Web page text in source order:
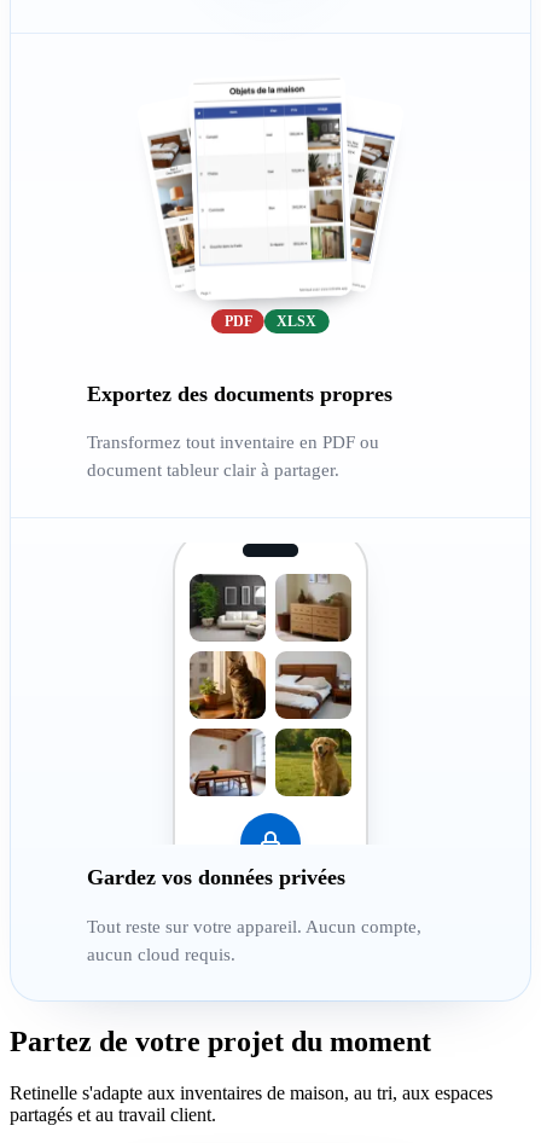
PDF XLSX
Exportez des documents propres
Transformez tout inventaire en PDF ou
document tableur clair à partager.
Gardez vos données privées
Tout reste sur votre appareil. Aucun compte,
aucun cloud requis.
Partez de votre projet du moment
Retinelle s'adapte aux inventaires de maison, au tri, aux espaces
partagés et au travail client.